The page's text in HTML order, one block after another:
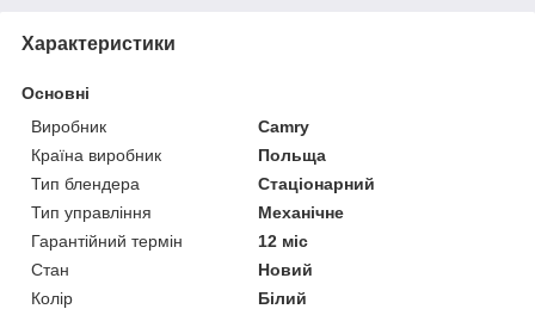
Характеристики
Основні
Виробник
Camry
Країна виробник
Польща
Тип блендера
Стаціонарний
Тип управління
Механічне
Гарантійний термін
12 міс
Стан
Новий
Колір
Білий